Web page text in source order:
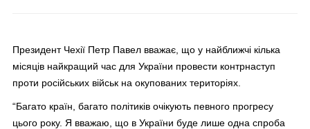
Президент Чехії Петр Павел вважає, що у найближчі кілька
місяців найкращий час для України провести контрнаступ
проти російських військ на окупованих територіях.
“Багато країн, багато політиків очікують певного прогресу
цього року. Я вважаю, що в України буде лише одна спроба